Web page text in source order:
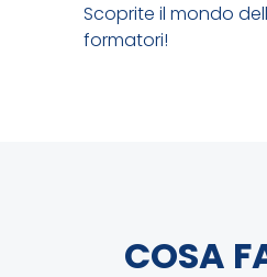
Scoprite il mondo
formatori!
COSA